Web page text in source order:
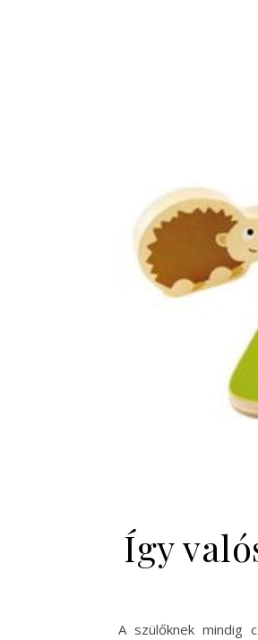
Így
A szülőknek mindig